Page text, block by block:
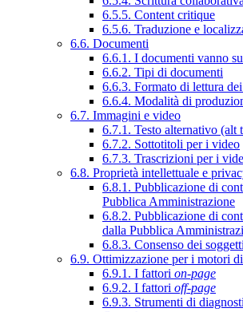
6.5.5. Content critique
6.5.6. Traduzione e
6.6. Documenti
6.6.1. I documenti vanno
6.6.2. Tipi di documenti
6.6.3. Formato di lettura
6.6.4. Modalità di
6.7. Immagini e video
6.7.1. Testo alternativo (alt
6.7.2. Sottotitoli per i video
6.7.3. Trascrizioni per i
6.8. Proprietà intellettuale e
6.8.1. Pubblicazione di
Pubblica Amministrazione
6.8.2. Pubblicazione di
dalla Pubblica
6.8.3. Consenso dei
6.9. Ottimizzazione per i motori
6.9.1. I fattori on-page
6.9.2. I fattori off-page
6.9.3. Strumenti di